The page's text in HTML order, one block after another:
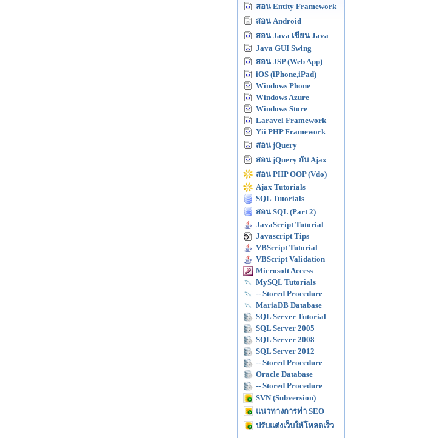
สอน Entity Framework
สอน Android
สอน Java เขียน Java
Java GUI Swing
สอน JSP (Web App)
iOS (iPhone,iPad)
Windows Phone
Windows Azure
Windows Store
Laravel Framework
Yii PHP Framework
สอน jQuery
สอน jQuery กับ Ajax
สอน PHP OOP (Vdo)
Ajax Tutorials
SQL Tutorials
สอน SQL (Part 2)
JavaScript Tutorial
Javascript Tips
VBScript Tutorial
VBScript Validation
Microsoft Access
MySQL Tutorials
-- Stored Procedure
MariaDB Database
SQL Server Tutorial
SQL Server 2005
SQL Server 2008
SQL Server 2012
-- Stored Procedure
Oracle Database
-- Stored Procedure
SVN (Subversion)
แนวทางการทำ SEO
ปรับแต่งเว็บให้โหลดเร็ว